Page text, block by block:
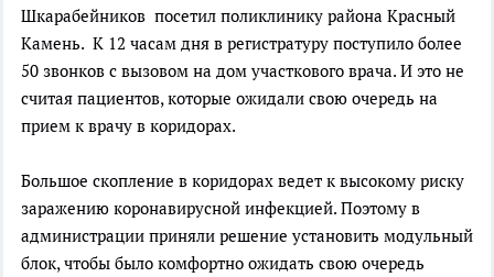
Шкарабейников посетил поликлинику района Красный
Камень. К 12 часам дня в регистратуру поступило более
50 звонков с вызовом на дом участкового врача. И это не
считая пациентов, которые ожидали свою очередь на
прием к врачу в коридорах.
Большое скопление в коридорах ведет к высокому риску
заражению коронавирусной инфекцией. Поэтому в
администрации приняли решение установить модульный
блок, чтобы было комфортно ожидать свою очередь